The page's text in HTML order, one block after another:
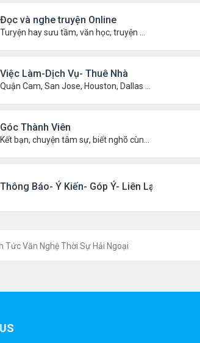
Đọc và nghe truyện Online
Việc Làm-Dịch Vụ- Thuê Nhà
Góc Thành Viên
Thông Báo- Ý Kiến- Góp Ý- Liên Lạc
Tức Văn Nghệ Thời Sự Hải Ngoại